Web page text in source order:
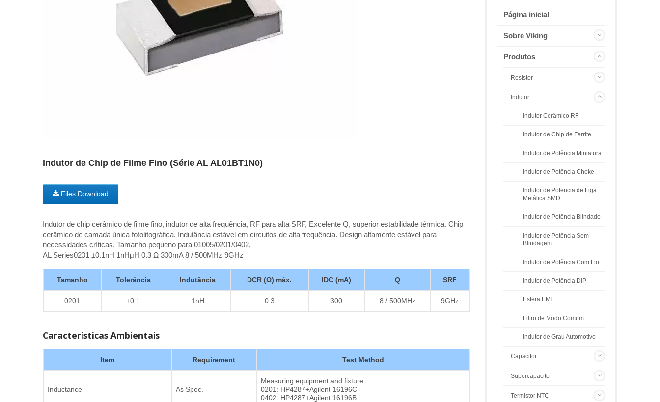
Indutor de Chip de Filme Fino (Série AL AL01BT1N0)
Files Download
Indutor de chip cerâmico de filme fino, indutor de alta frequência, RF para alta SRF, Excelente Q, superior estabilidade térmica. Chip
cerâmico de camada única fotolitográfica. Indutância estável em circuitos de alta frequência. Design altamente estável para
necessidades críticas. Tamanho pequeno para 01005/0201/0402.
AL Series0201 ±0.1nH 1nHμH 0.3 Ω 300mA 8 / 500MHz 9GHz
Tamanho Tolerância Indutância DCR (Ω) máx. IDC (mA) Q SRF
0201 ±0.1 1nH 0.3 300 8 / 500MHz 9GHz
Características Ambientais
Item Requirement Test Method
Inductance As Spec.
Measuring equipment and fixture:
0201: HP4287+Agilent 16196C
0402: HP4287+Agilent 16196B
Página inicial
Sobre Viking
Produtos
Resistor
Indutor
Indutor Cerâmico RF
Indutor de Chip de Ferrite
Indutor de Potência Miniatura
Indutor de Potência Choke
Indutor de Potência de Liga
Metálica SMD
Indutor de Potência Blindado
Indutor de Potência Sem
Blindagem
Indutor de Potência Com Fio
Indutor de Potência DIP
Esfera EMI
Filtro de Modo Comum
Indutor de Grau Automotivo
Capacitor
Supercapacitor
Termistor NTC